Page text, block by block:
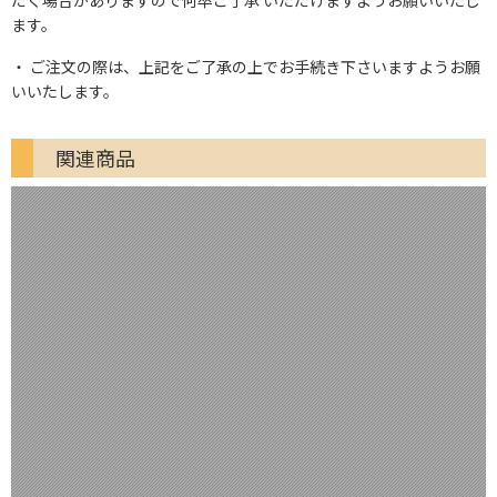
ます。
ご注文の際は、上記をご了承の上でお手続き下さいますようお願
いいたします。
関連商品